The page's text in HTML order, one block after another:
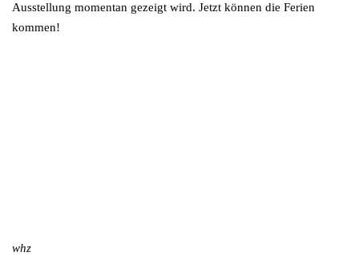
Ausstellung momentan gezeigt wird. Jetzt können die Ferien
kommen!
whz